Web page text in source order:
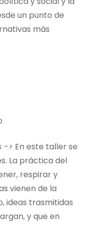
un punto de
más
-> En este taller se
La práctica del
respirar y
vienen de la
ideas trasmitidas
y que en